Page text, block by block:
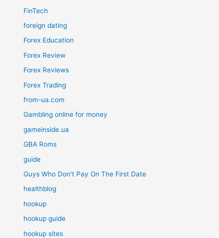
FinTech
foreign dating
Forex Education
Forex Review
Forex Reviews
Forex Trading
from-ua.com
Gambling online for money
gameinside.ua
GBA Roms
guide
Guys Who Don't Pay On The First Date
healthblog
hookup
hookup guide
hookup sites